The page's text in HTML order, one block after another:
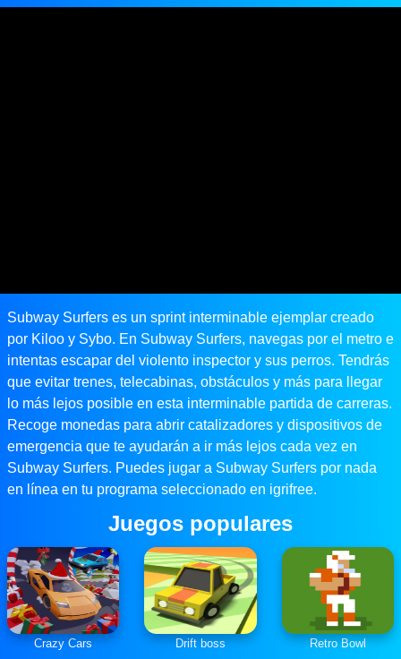
Subway Surfers es un sprint interminable ejemplar creado
por Kiloo y Sybo. En Subway Surfers, navegas por el metro e
intentas escapar del violento inspector y sus perros. Tendrás
que evitar trenes, telecabinas, obstáculos y más para llegar
lo más lejos posible en esta interminable partida de carreras.
Recoge monedas para abrir catalizadores y dispositivos de
emergencia que te ayudarán a ir más lejos cada vez en
Subway Surfers. Puedes jugar a Subway Surfers por nada
en línea en tu programa seleccionado en igrifree.
Juegos populares
Crazy Cars Drift boss Retro Bowl